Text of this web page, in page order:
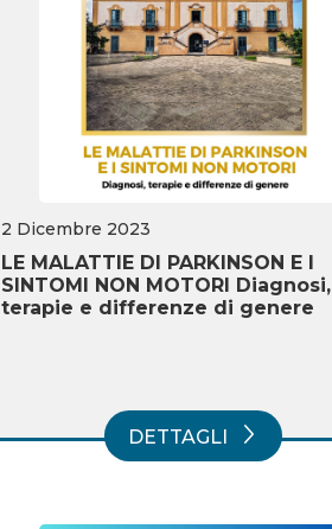
2 Dicembre 2023
LE MALATTIE DI PARKINSON E I
SINTOMI NON MOTORI Diagnosi,
terapie e differenze di genere
DETTAGLI